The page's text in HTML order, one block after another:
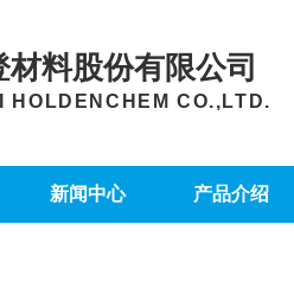
料股份有限公司
HOLDENCHEM CO.,LTD.
新闻中心 产品介绍